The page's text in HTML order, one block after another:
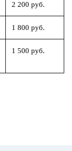
2 200 руб.
1 800 руб.
1 500 руб.